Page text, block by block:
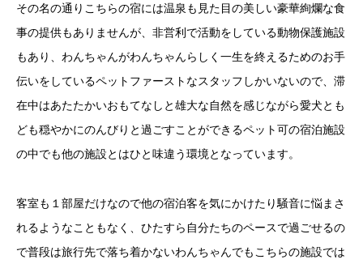
その名の通りこちらの宿には温泉も見た目の美しい豪華絢爛な食
事の提供もありませんが、非営利で活動をしている動物保護施設
もあり、わんちゃんがわんちゃんらしく一生を終えるためのお手
伝いをしているペットファーストなスタッフしかいないので、滞
在中はあたたかいおもてなしと雄大な自然を感じながら愛犬とも
ども穏やかにのんびりと過ごすことができるペット可の宿泊施設
の中でも他の施設とはひと味違う環境となっています。
客室も１部屋だけなので他の宿泊客を気にかけたり騒音に悩まさ
れるようなこともなく、ひたすら自分たちのペースで過ごせるの
で普段は旅行先で落ち着かないわんちゃんでもこちらの施設では